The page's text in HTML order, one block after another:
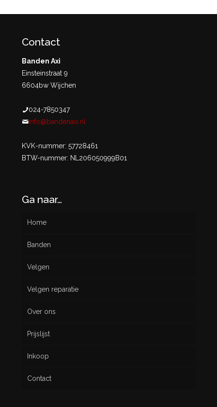
Contact
Banden Axi
Einsteinstraat 9
6604bw Wijchen
024-7850347
info@bandenaxi.nl
KVK-nummer: 57728461
BTW-nummer: NL206050999B01
Ga naar…
Home
Banden
Nieuw
Gebruikt
Velgen
Velgen reparatie
Over ons
Prijslijst
Inkoop
Contact